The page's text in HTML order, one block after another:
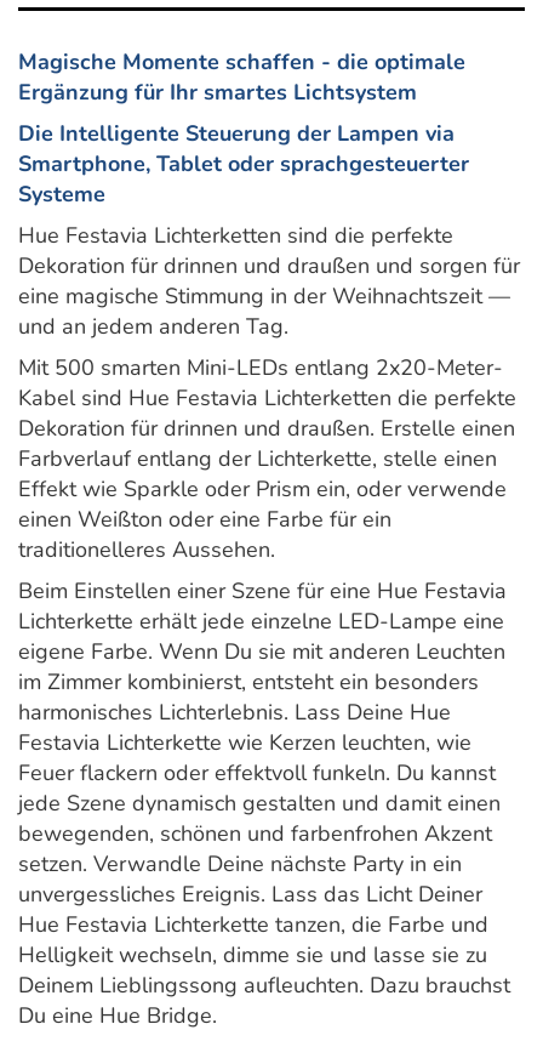
Magische Momente schaffen - die optimale
Ergänzung für Ihr smartes Lichtsystem
Die Intelligente Steuerung der Lampen via
Smartphone, Tablet oder sprachgesteuerter
Systeme
Hue Festavia Lichterketten sind die perfekte
Dekoration für drinnen und draußen und sorgen für
eine magische Stimmung in der Weihnachtszeit —
und an jedem anderen Tag.
Mit 500 smarten Mini-LEDs entlang 2x20-Meter-
Kabel sind Hue Festavia Lichterketten die perfekte
Dekoration für drinnen und draußen. Erstelle einen
Farbverlauf entlang der Lichterkette, stelle einen
Effekt wie Sparkle oder Prism ein, oder verwende
einen Weißton oder eine Farbe für ein
traditionelleres Aussehen.
Beim Einstellen einer Szene für eine Hue Festavia
Lichterkette erhält jede einzelne LED-Lampe eine
eigene Farbe. Wenn Du sie mit anderen Leuchten
im Zimmer kombinierst, entsteht ein besonders
harmonisches Lichterlebnis. Lass Deine Hue
Festavia Lichterkette wie Kerzen leuchten, wie
Feuer flackern oder effektvoll funkeln. Du kannst
jede Szene dynamisch gestalten und damit einen
bewegenden, schönen und farbenfrohen Akzent
setzen. Verwandle Deine nächste Party in ein
unvergessliches Ereignis. Lass das Licht Deiner
Hue Festavia Lichterkette tanzen, die Farbe und
Helligkeit wechseln, dimme sie und lasse sie zu
Deinem Lieblingssong aufleuchten. Dazu brauchst
Du eine Hue Bridge.